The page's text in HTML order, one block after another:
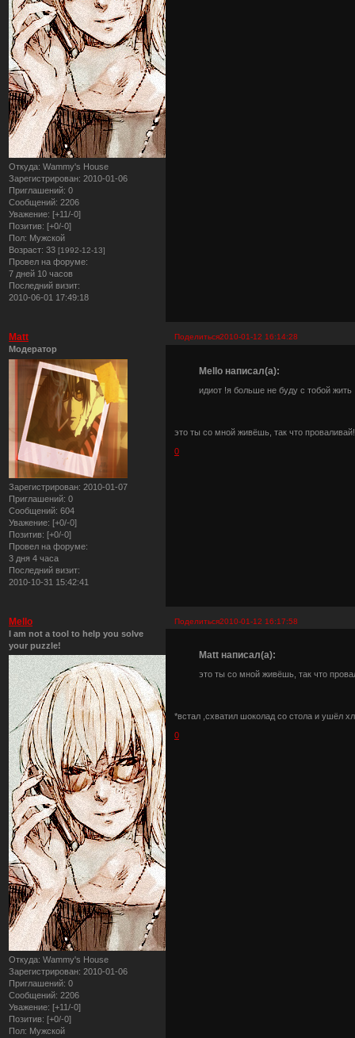
Откуда: Wammy's House
Зарегистрирован: 2010-01-06
Приглашений: 0
Сообщений: 2206
Уважение: [+11/-0]
Позитив: [+0/-0]
Пол: Мужской
Возраст: 33 [1992-12-13]
Провел на форуме:
7 дней 10 часов
Последний визит:
2010-06-01 17:49:18
Поделиться2010-01-12 16:14:28
Matt
Модератор
Зарегистрирован: 2010-01-07
Приглашений: 0
Сообщений: 604
Уважение: [+0/-0]
Позитив: [+0/-0]
Провел на форуме:
3 дня 4 часа
Последний визит:
2010-10-31 15:42:41
Mello написал(а):
идиот !я больше не буду с тобой жить
это ты со мной живёшь, так что
0
Поделиться2010-01-12 16:17:58
Mello
I am not a tool to help you solve
your puzzle!
Откуда: Wammy's House
Зарегистрирован: 2010-01-06
Приглашений: 0
Сообщений: 2206
Уважение: [+11/-0]
Позитив: [+0/-0]
Пол: Мужской
Matt написал(а):
это ты со мной живёшь, так что
*встал ,схватил шоколад со стола и ушёл
0